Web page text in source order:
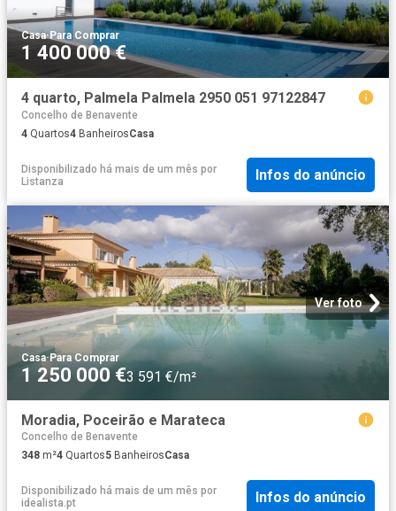
Casa·Para Comprar
1 400 000 €
4 quarto, Palmela Palmela 2950 051 97122847
Concelho de Benavente
4 Quartos4 BanheirosCasa
Disponibilizado há mais de um mês por
Listanza
Infos do anúncio
Ver foto
Casa·Para Comprar
1 250 000 €3 591 €/m²
Moradia, Poceirão e Marateca
Concelho de Benavente
348 m²4 Quartos5 BanheirosCasa
Disponibilizado há mais de um mês por
idealista.pt
Infos do anúncio